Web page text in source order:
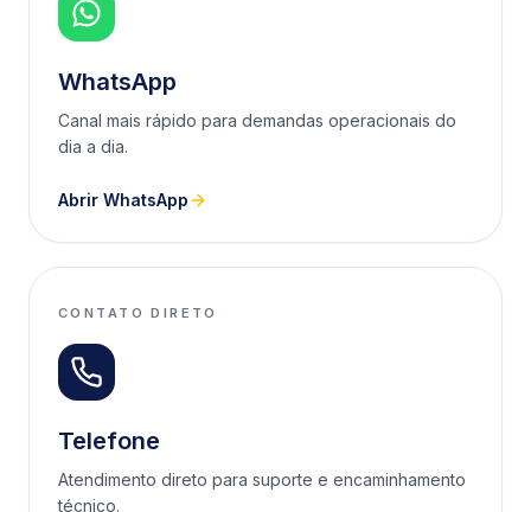
WhatsApp
Canal mais rápido para demandas operacionais do
dia a dia.
Abrir WhatsApp
CONTATO DIRETO
Telefone
Atendimento direto para suporte e encaminhamento
técnico.